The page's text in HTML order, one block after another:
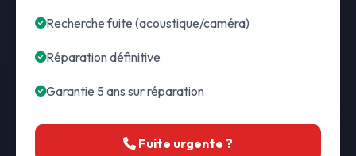
Recherche fuite (acoustique/caméra)
Réparation définitive
Garantie 5 ans sur réparation
Fuite urgente ?